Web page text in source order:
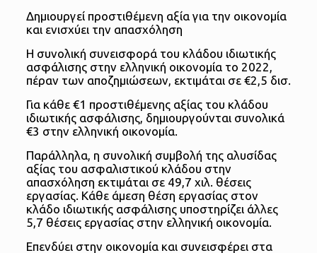
Δημιουργεί προστιθέμενη αξία για την οικονομία
και ενισχύει την απασχόληση
Η συνολική συνεισφορά του κλάδου ιδιωτικής
ασφάλισης στην ελληνική οικονομία το 2022,
πέραν των αποζημιώσεων, εκτιμάται σε €2,5 δισ.
Για κάθε €1 προστιθέμενης αξίας του κλάδου
ιδιωτικής ασφάλισης, δημιουργούνται συνολικά
€3 στην ελληνική οικονομία.
Παράλληλα, η συνολική συμβολή της αλυσίδας
αξίας του ασφαλιστικού κλάδου στην
απασχόληση εκτιμάται σε 49,7 χιλ. θέσεις
εργασίας. Κάθε άμεση θέση εργασίας στον
κλάδο ιδιωτικής ασφάλισης υποστηρίζει άλλες
5,7 θέσεις εργασίας στην ελληνική οικονομία.
Επενδύει στην οικονομία και συνεισφέρει στα